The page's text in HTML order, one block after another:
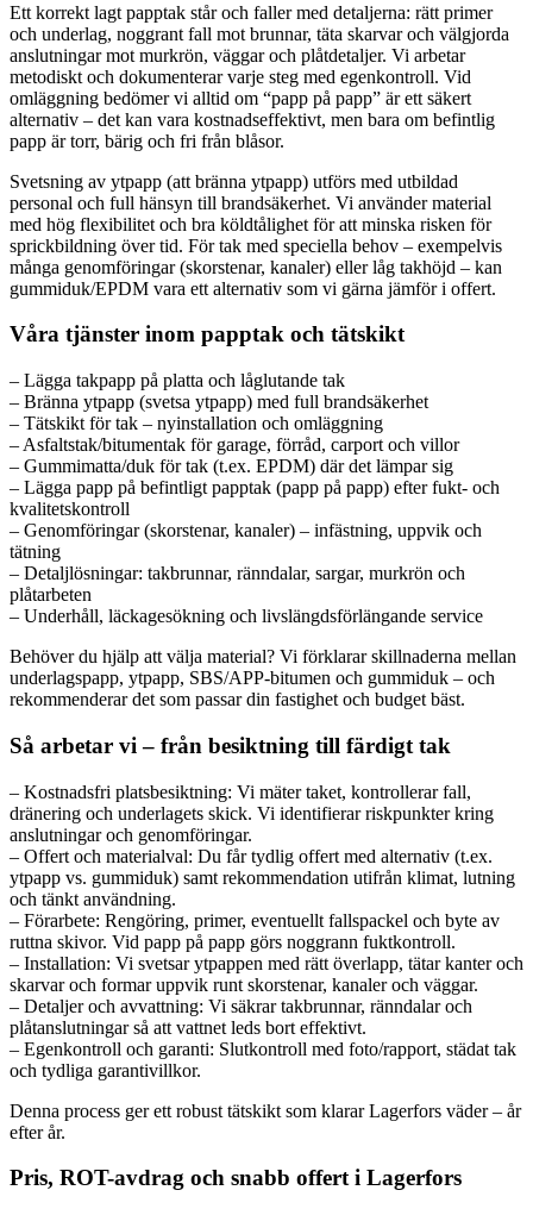
Ett korrekt lagt papptak står och faller med detaljerna: rätt primer
och underlag, noggrant fall mot brunnar, täta skarvar och välgjorda
anslutningar mot murkrön, väggar och plåtdetaljer. Vi arbetar
metodiskt och dokumenterar varje steg med egenkontroll. Vid
omläggning bedömer vi alltid om “papp på papp” är ett säkert
alternativ – det kan vara kostnadseffektivt, men bara om befintlig
papp är torr, bärig och fri från blåsor.
Svetsning av ytpapp (att bränna ytpapp) utförs med utbildad
personal och full hänsyn till brandsäkerhet. Vi använder material
med hög flexibilitet och bra köldtålighet för att minska risken för
sprickbildning över tid. För tak med speciella behov – exempelvis
många genomföringar (skorstenar, kanaler) eller låg takhöjd – kan
gummiduk/EPDM vara ett alternativ som vi gärna jämför i offert.
Våra tjänster inom papptak och tätskikt
– Lägga takpapp på platta och låglutande tak
– Bränna ytpapp (svetsa ytpapp) med full brandsäkerhet
– Tätskikt för tak – nyinstallation och omläggning
– Asfaltstak/bitumentak för garage, förråd, carport och villor
– Gummimatta/duk för tak (t.ex. EPDM) där det lämpar sig
– Lägga papp på befintligt papptak (papp på papp) efter fukt- och
kvalitetskontroll
– Genomföringar (skorstenar, kanaler) – infästning, uppvik och
tätning
– Detaljlösningar: takbrunnar, ränndalar, sargar, murkrön och
plåtarbeten
– Underhåll, läckagesökning och livslängdsförlängande service
Behöver du hjälp att välja material? Vi förklarar skillnaderna mellan
underlagspapp, ytpapp, SBS/APP-bitumen och gummiduk – och
rekommenderar det som passar din fastighet och budget bäst.
Så arbetar vi – från besiktning till färdigt tak
– Kostnadsfri platsbesiktning: Vi mäter taket, kontrollerar fall,
dränering och underlagets skick. Vi identifierar riskpunkter kring
anslutningar och genomföringar.
– Offert och materialval: Du får tydlig offert med alternativ (t.ex.
ytpapp vs. gummiduk) samt rekommendation utifrån klimat, lutning
och tänkt användning.
– Förarbete: Rengöring, primer, eventuellt fallspackel och byte av
ruttna skivor. Vid papp på papp görs noggrann fuktkontroll.
– Installation: Vi svetsar ytpappen med rätt överlapp, tätar kanter och
skarvar och formar uppvik runt skorstenar, kanaler och väggar.
– Detaljer och avvattning: Vi säkrar takbrunnar, ränndalar och
plåtanslutningar så att vattnet leds bort effektivt.
– Egenkontroll och garanti: Slutkontroll med foto/rapport, städat tak
och tydliga garantivillkor.
Denna process ger ett robust tätskikt som klarar Lagerfors väder – år
efter år.
Pris, ROT-avdrag och snabb offert i Lagerfors